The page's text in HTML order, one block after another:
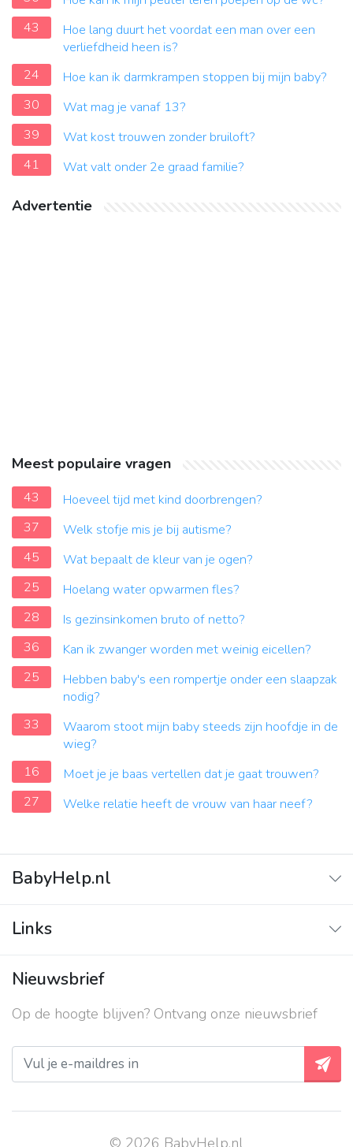
43
Hoe lang duurt het voordat een man over een
verliefdheid heen is?
24
Hoe kan ik darmkrampen stoppen bij mijn baby?
30
Wat mag je vanaf 13?
39
Wat kost trouwen zonder bruiloft?
41
Wat valt onder 2e graad familie?
Advertentie
Meest populaire vragen
43
Hoeveel tijd met kind doorbrengen?
37
Welk stofje mis je bij autisme?
45
Wat bepaalt de kleur van je ogen?
25
Hoelang water opwarmen fles?
28
Is gezinsinkomen bruto of netto?
36
Kan ik zwanger worden met weinig eicellen?
25
Hebben baby's een rompertje onder een slaapzak
nodig?
33
Waarom stoot mijn baby steeds zijn hoofdje in de
wieg?
16
Moet je je baas vertellen dat je gaat trouwen?
27
Welke relatie heeft de vrouw van haar neef?
BabyHelp.nl
Vraag & Antwoord
Links
Contact
Over ons
Privacy beleid
Nieuwsbrief
Op de hoogte blijven? Ontvang onze nieuwsbrief
© 2026 BabyHelp.nl